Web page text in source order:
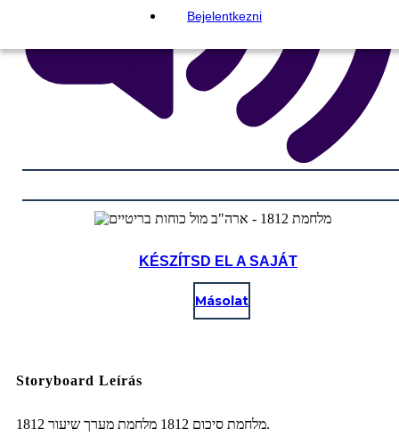
Bejelentkezni
KÉSZÍTSD EL A SAJÁT
Másolat
Storyboard Leírás
מלחמת סיכום 1812 מלחמת מערך שיעור 1812.